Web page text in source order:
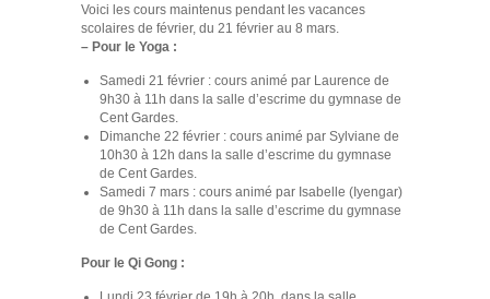
Voici les cours maintenus pendant les vacances
scolaires de février, du 21 février au 8 mars.
– Pour le Yoga :
Samedi 21 février : cours animé par Laurence de
9h30 à 11h dans la salle d’escrime du gymnase de
Cent Gardes.
Dimanche 22 février : cours animé par Sylviane de
10h30 à 12h dans la salle d’escrime du gymnase
de Cent Gardes.
Samedi 7 mars : cours animé par Isabelle (Iyengar)
de 9h30 à 11h dans la salle d’escrime du gymnase
de Cent Gardes.
Pour le Qi Gong :